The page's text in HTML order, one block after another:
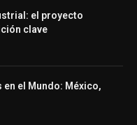
el proyecto
clave
en el Mundo: México,